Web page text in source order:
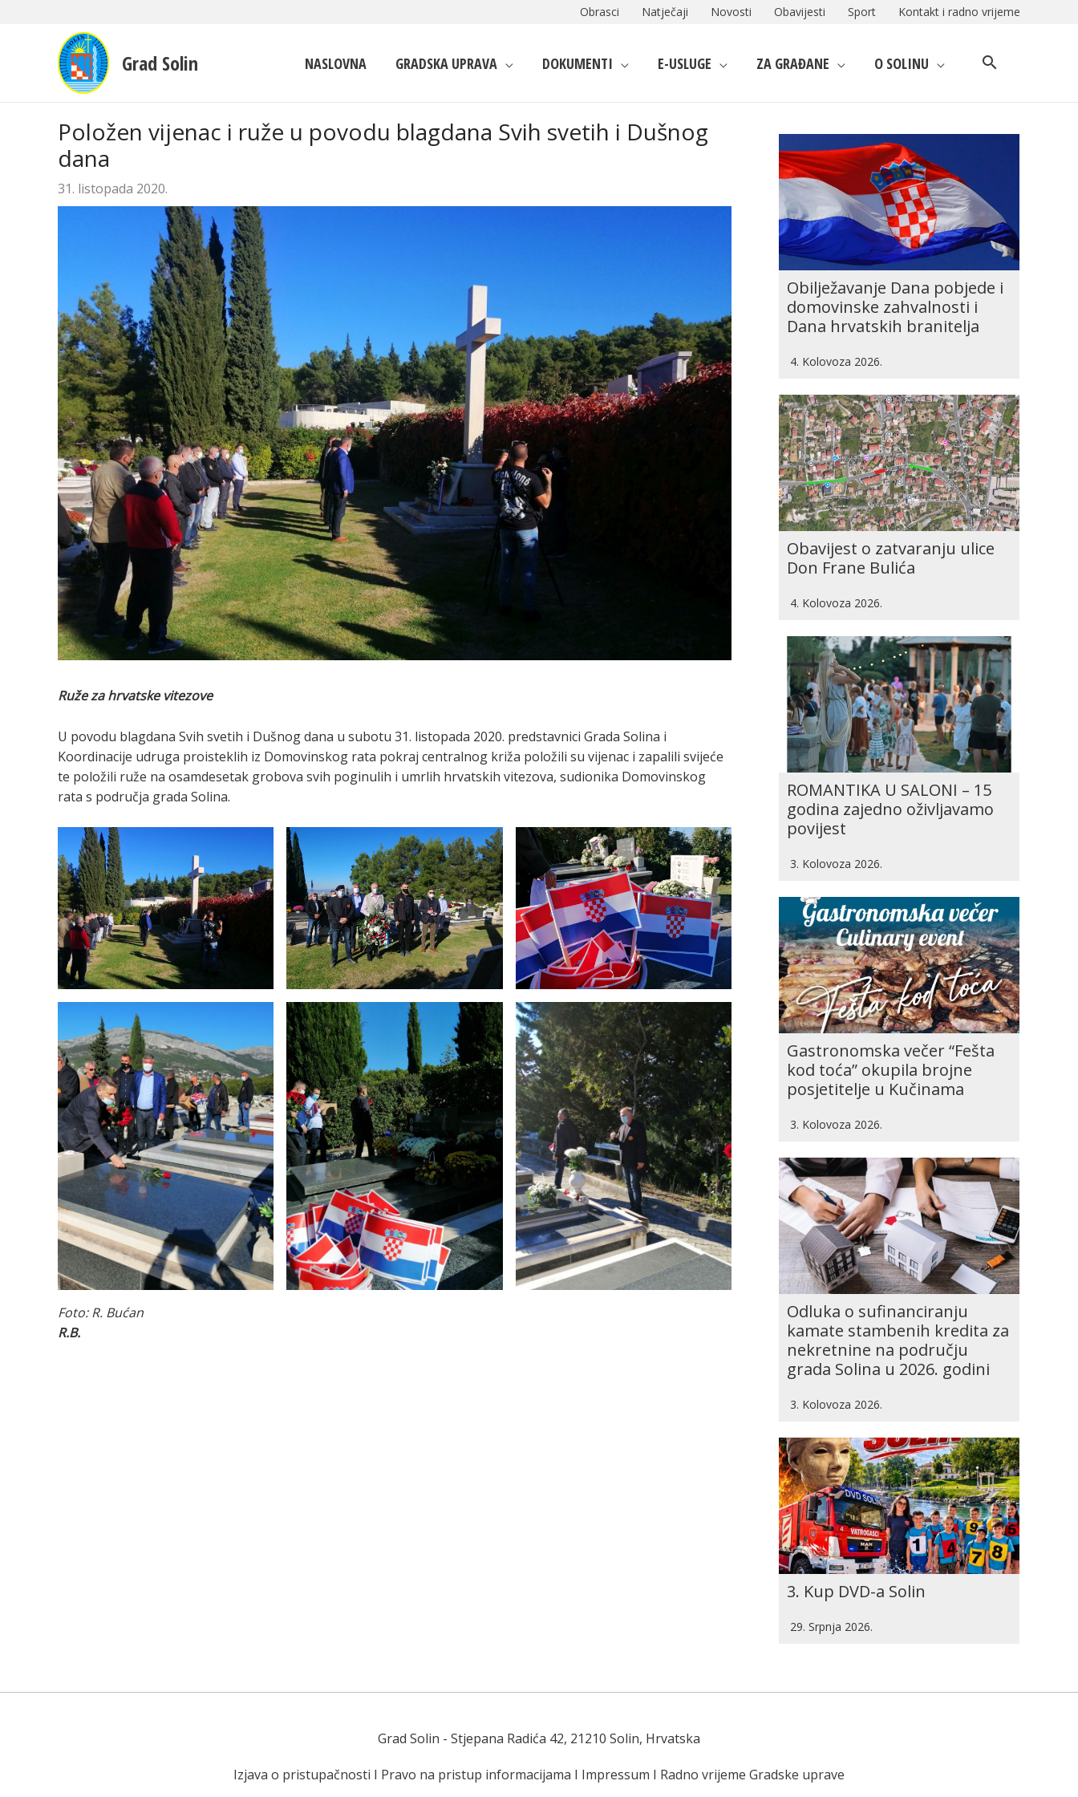
Obrasci Natječaji Novosti Obavijesti Sport Kontakt i radno vrijeme
Grad Solin NASLOVNA GRADSKA UPRAVA DOKUMENTI E-USLUGE ZA GRAĐANE O SOLINU
Položen vijenac i ruže u povodu blagdana Svih svetih i Dušnog
dana
31. listopada 2020.
Ruže za hrvatske vitezove
U povodu blagdana Svih svetih i Dušnog dana u subotu 31. listopada 2020. predstavnici Grada Solina i
Koordinacije udruga proisteklih iz Domovinskog rata pokraj centralnog križa položili su vijenac i zapalili svijeće
te položili ruže na osamdesetak grobova svih poginulih i umrlih hrvatskih vitezova, sudionika Domovinskog
rata s područja grada Solina.
Foto: R. Bućan
R.B.
Obilježavanje Dana pobjede i
domovinske zahvalnosti i
Dana hrvatskih branitelja
4. Kolovoza 2026.
Obavijest o zatvaranju ulice
Don Frane Bulića
4. Kolovoza 2026.
ROMANTIKA U SALONI – 15
godina zajedno oživljavamo
povijest
3. Kolovoza 2026.
Gastronomska večer “Fešta
kod toća” okupila brojne
posjetitelje u Kučinama
3. Kolovoza 2026.
Odluka o sufinanciranju
kamate stambenih kredita za
nekretnine na području
grada Solina u 2026. godini
3. Kolovoza 2026.
3. Kup DVD-a Solin
29. Srpnja 2026.
Grad Solin - Stjepana Radića 42, 21210 Solin, Hrvatska
Izjava o pristupačnosti I Pravo na pristup informacijama I Impressum I Radno vrijeme Gradske uprave